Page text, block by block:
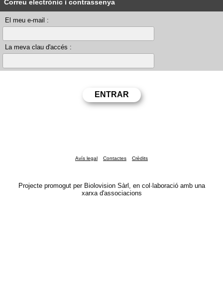
Correu electrònic i contrassenya
El meu e-mail :
La meva clau d'accés :
Avís legal Contactes Crèdits
Projecte promogut per Biolovision Sàrl, en col·laboració amb una
xarxa d'associacions